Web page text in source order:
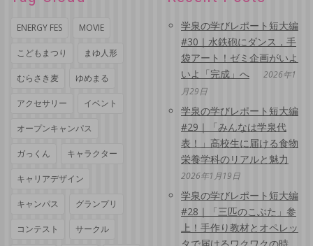
ENERGY FES MOVIE
こどもまつり まゆ人形
むらさき麦 ゆめまる
アクセサリー イベント
オープンキャンパス
ガっくん キャラクター
キャリアデザイン
キャンパス グランプリ
コンテスト サークル
学泉の学びレポート短大編
#30｜水鉄砲にダンス，手
袋アート！ゼミ企画がいよ
いよ「完成」へ
2026年1
月29日
学泉の学びレポート短大編
#29｜「みんなは学泉代
表！」高校生に届ける食物
栄養学科のリアルと魅力
2026年1月19日
学泉の学びレポート短大編
#28｜「三匹のこぶた」参
上！手作り教材とオペレッ